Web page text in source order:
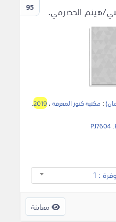
95 هيثم الحضرمي.
: مكتبة كنوز المعرفة،2019
.
PJ7604
: 1
معاينة